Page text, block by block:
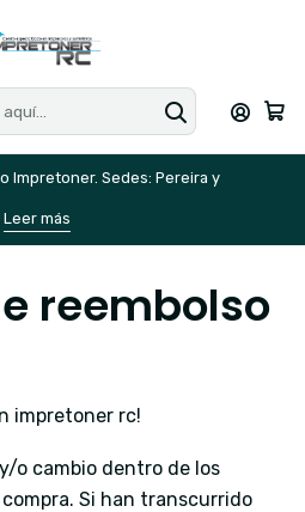
Impretoner. Sedes: Pereira y
Leer más
reembolso
impretoner rc!
o cambio dentro de los
Si han transcurrido